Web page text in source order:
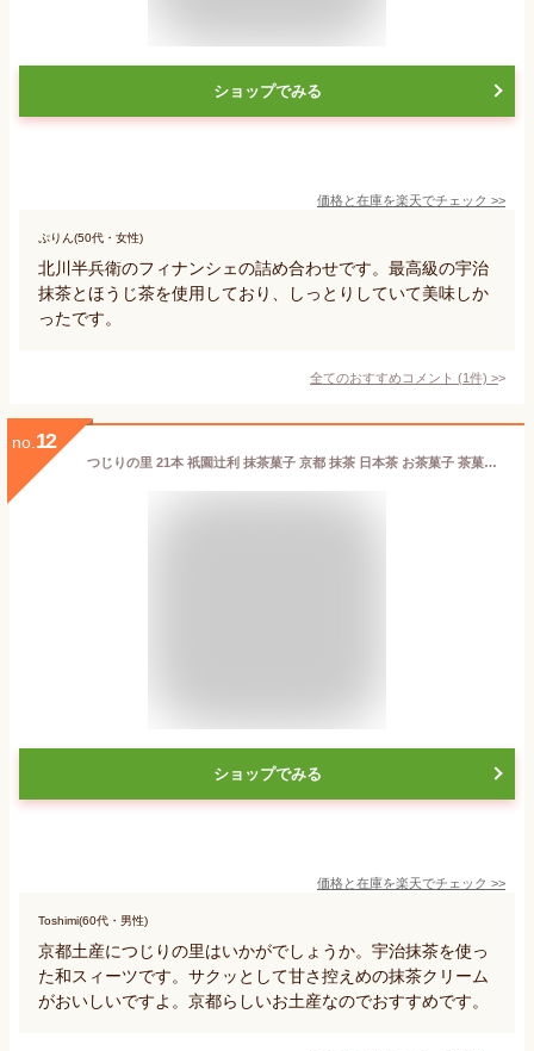
ショップでみる
価格と在庫を楽天でチェック >>
ぷりん(50代・女性)
北川半兵衛のフィナンシェの詰め合わせです。最高級の宇治
抹茶とほうじ茶を使用しており、しっとりしていて美味しか
ったです。
全てのおすすめコメント (1件) >
no. 12
つじりの里 21本 祇園辻利 抹茶菓子 京都 抹茶 日本茶 お茶菓子 茶菓子 お菓子 菓子 和菓子 洋菓子 焼き菓子 せんべい 煎餅 クッキー 京都菓子 スイーツ 和スイーツ 個包装 小分け 高級 和風 京都土産 ギフト プレゼント 贈り物 お取り寄せ
ショップでみる
価格と在庫を楽天でチェック >>
Toshimi(60代・男性)
京都土産につじりの里はいかがでしょうか。宇治抹茶を使っ
た和スィーツです。サクッとして甘さ控えめの抹茶クリーム
がおいしいですよ。京都らしいお土産なのでおすすめです。